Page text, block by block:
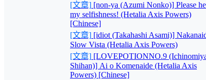
[文章] [non-ya (Azumi Nonko)] Please
my selfishness! (Hetalia Axis Powers)
[Chinese]
[文章] [idiot (Takahashi Asami)]
Slow Vista (Hetalia Axis Powers)
[文章] [LOVEPOTIONNO.9
Shihan)] Ai o Komenaide (Hetalia Axis
Powers) [Chinese]